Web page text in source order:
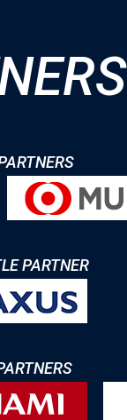
PARTNER